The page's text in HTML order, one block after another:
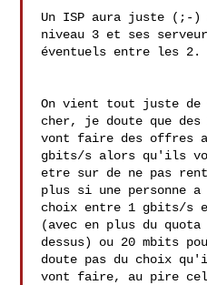
Un ISP aura juste (;-)
niveau 3 et ses
éventuels entre les 2.
On vient tout juste de
cher, je doute que des
vont faire des offres
gbits/s alors qu'ils
etre sur de ne pas
plus si une personne
choix entre 1 gbits/s
(avec en plus du quota
dessus) ou 20 mbits
doute pas du choix
vont faire, au pire